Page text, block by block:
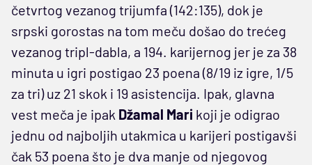
četvrtog vezanog trijumfa (142:135), dok je
srpski gorostas na tom meču došao do trećeg
vezanog tripl-dabla, a 194. karijernog jer je za 38
minuta u igri postigao 23 poena (8/19 iz igre, 1/5
za tri) uz 21 skok i 19 asistencija. Ipak, glavna
vest meča je ipak Džamal Mari koji je odigrao
jednu od najboljih utakmica u karijeri postigavši
čak 53 poena što je dva manje od njegovog